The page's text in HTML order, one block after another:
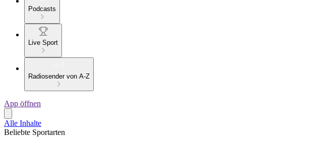
Podcasts
Live Sport
Radiosender von A-Z
App öffnen
Alle Inhalte
Beliebte Sportarten